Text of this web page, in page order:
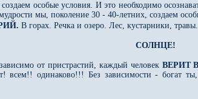
особые условия. И это необходимо
мы, поколение 30 - 40-летних, создаем
В горах. Речка и озеро. Лес, кустарники,
СОЛНЦЕ!
от пристрастий, каждый человек ВЕРИТ
всем!! одинаково!!! Без зависимости - богат